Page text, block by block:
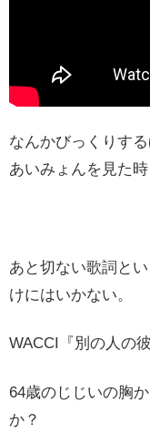
なんかびっくりす
あいみょんを見た
あと切ない歌詞と
けにはいかない。
WACCI『別の人の
64歳のじじいの胸
か？